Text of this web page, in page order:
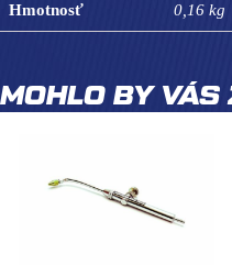
Hmotnosť 0,16 kg
MOHLO BY